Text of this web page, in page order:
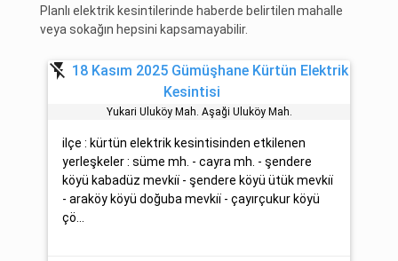
Planlı elektrik kesintilerinde haberde belirtilen mahalle
veya sokağın hepsini kapsamayabilir.
flash_off 18 Kasım 2025 Gümüşhane Kürtün Elektrik
Kesintisi
Yukari Uluköy Mah. Aşaği Uluköy Mah.
ilçe : kürtün elektrik kesintisinden etkilenen
yerleşkeler : süme mh. - cayra mh. - şendere
köyü kabadüz mevki̇i̇ - şendere köyü ütük mevki̇i̇
- araköy köyü doğuba mevki̇i̇ - çayırçukur köyü
çö...